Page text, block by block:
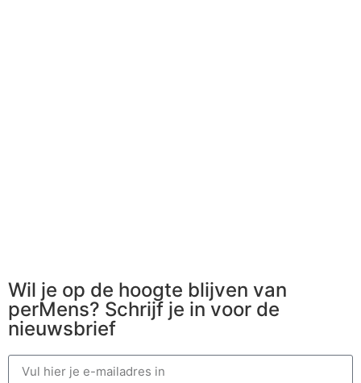
Wil je op de hoogte blijven van
perMens? Schrijf je in voor de
nieuwsbrief